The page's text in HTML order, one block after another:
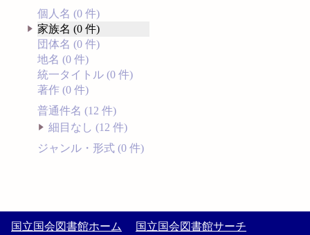
個人名 (0 件)
家族名 (0 件)
団体名 (0 件)
地名 (0 件)
統一タイトル (0 件)
著作 (0 件)
普通件名 (12 件)
細目なし (12 件)
ジャンル・形式 (0 件)
国立国会図書館ホーム 国立国会図書館サーチ